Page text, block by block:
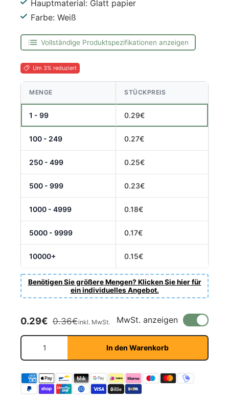
Hauptmaterial: Glatt papier
Farbe: Weiß
Vollständige Produktspezifikationen anzeigen
Um 3% reduziert
MENGE STÜCKPREIS
1 - 99 0.29€
100 - 249 0.27€
250 - 499 0.25€
500 - 999 0.23€
1000 - 4999 0.18€
5000 - 9999 0.17€
10000+ 0.15€
Benötigen Sie größere Mengen? Klicken Sie hier für
ein individuelles Angebot.
Verkaufspreis
0.29€ Normaler Preis
0.36€inkl. MwSt. MwSt. anzeigen
Anzahl
In den Warenkorb